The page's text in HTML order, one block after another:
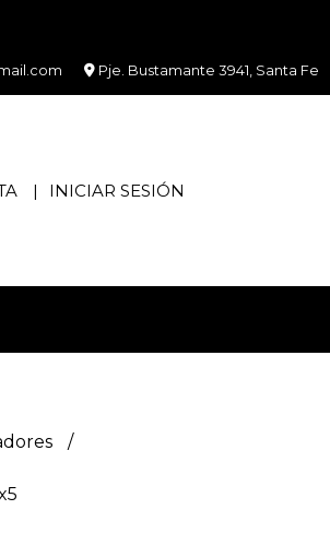
Pje. Bustamante 3941, Santa Fe
INICIAR SESIÓN